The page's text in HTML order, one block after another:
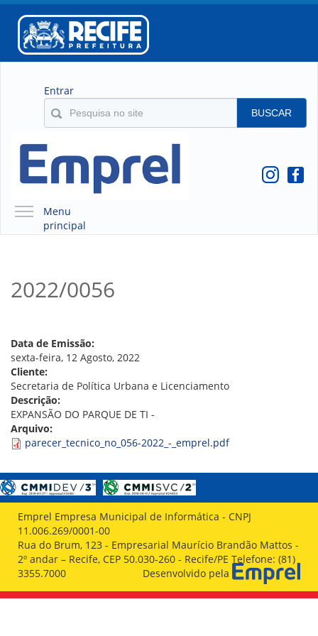
Entrar
BUSCAR
Menu
principal
O QUE É A EMPREL
CONSELHOS
LOCALIZAÇÃO
GESTORES
GOVERNANÇA
NOTÍCIAS
COMPRAS
COMISSÕES
LICITAÇÕES
REGULAMENTO INTERNO DE LICITAÇÕES E
CONTRATO
GESTÃO DE PESSOAS
COLABORADORES
2022/0056
Data de Emissão:
sexta-feira, 12 Agosto, 2022
Cliente:
Secretaria de Política Urbana e Licenciamento
Descrição:
EXPANSÃO DO PARQUE DE TI -
Arquivo:
parecer_tecnico_no_056-2022_-_emprel.pdf
Emprel Empresa Municipal de Informática - CNPJ
11.006.269/0001-00
Rua do Brum, 123 - Empresarial Maurício Brandão Mattos -
2º andar – Recife, CEP 50.030-260 - Recife/PE Telefone: (81)
3355.7000
Desenvolvido pela